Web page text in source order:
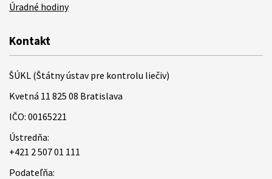
Úradné hodiny
Kontakt
ŠÚKL (Štátny ústav pre kontrolu liečiv)
Kvetná 11 825 08 Bratislava
IČO: 00165221
Ústredňa:
+421 2 507 01 111
Podateľňa: